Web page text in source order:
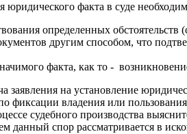
юридического факта в суде
определенных
другим способом, что
факта, как то -
заявления на установление
фиксации владения или
судебного производства
данный спор рассматривается в